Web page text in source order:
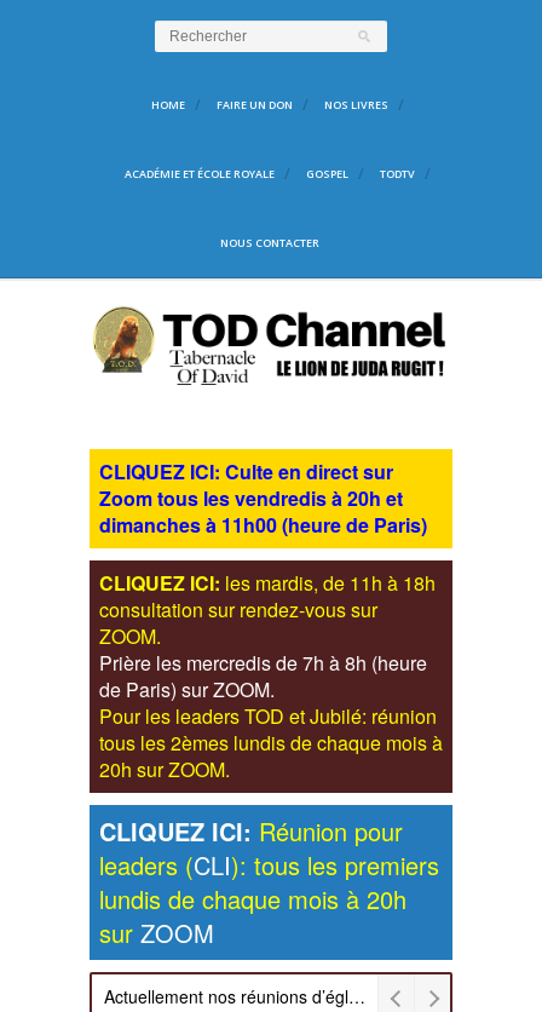
HOME FAIRE UN DON NOS LIVRES
ACADÉMIE ET ÉCOLE ROYALE GOSPEL TODTV
NOUS CONTACTER
CLIQUEZ ICI: Culte en direct sur
Zoom tous les vendredis à 20h et
dimanches à 11h00 (heure de Paris)
CLIQUEZ ICI: les mardis, de 11h à 18h
consultation sur rendez-vous sur
ZOOM.
Prière les mercredis de 7h à 8h (heure
de Paris) sur ZOOM.
Pour les leaders TOD et Jubilé: réunion
tous les 2èmes lundis de chaque mois à
20h sur ZOOM.
CLIQUEZ ICI: Réunion pour
leaders (CLI): tous les premiers
lundis de chaque mois à 20h
sur ZOOM
Actuellement nos réunions d’église sont retransmises sur ZOOM les dimanches à 11h et vendredis à 20h00